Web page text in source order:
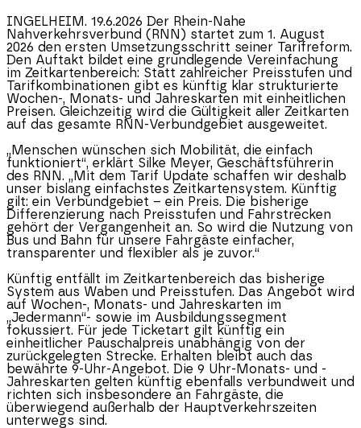
INGELHEIM. 19.6.2026 Der Rhein-Nahe
Nahverkehrsverbund (RNN) startet zum 1. August
2026 den ersten Umsetzungsschritt seiner Tarifreform.
Den Auftakt bildet eine grundlegende Vereinfachung
im Zeitkartenbereich: Statt zahlreicher Preisstufen und
Tarifkombinationen gibt es künftig klar strukturierte
Wochen-, Monats- und Jahreskarten mit einheitlichen
Preisen. Gleichzeitig wird die Gültigkeit aller Zeitkarten
auf das gesamte RNN-Verbundgebiet ausgeweitet.
„Menschen wünschen sich Mobilität, die einfach
funktioniert“, erklärt Silke Meyer, Geschäftsführerin
des RNN. „Mit dem Tarif Update schaffen wir deshalb
unser bislang einfachstes Zeitkartensystem. Künftig
gilt: ein Verbundgebiet – ein Preis. Die bisherige
Differenzierung nach Preisstufen und Fahrstrecken
gehört der Vergangenheit an. So wird die Nutzung von
Bus und Bahn für unsere Fahrgäste einfacher,
transparenter und flexibler als je zuvor.“
Künftig entfällt im Zeitkartenbereich das bisherige
System aus Waben und Preisstufen. Das Angebot wird
auf Wochen-, Monats- und Jahreskarten im
„Jedermann“- sowie im Ausbildungssegment
fokussiert. Für jede Ticketart gilt künftig ein
einheitlicher Pauschalpreis unabhängig von der
zurückgelegten Strecke. Erhalten bleibt auch das
bewährte 9-Uhr-Angebot. Die 9 Uhr-Monats- und -
Jahreskarten gelten künftig ebenfalls verbundweit und
richten sich insbesondere an Fahrgäste, die
überwiegend außerhalb der Hauptverkehrszeiten
unterwegs sind.